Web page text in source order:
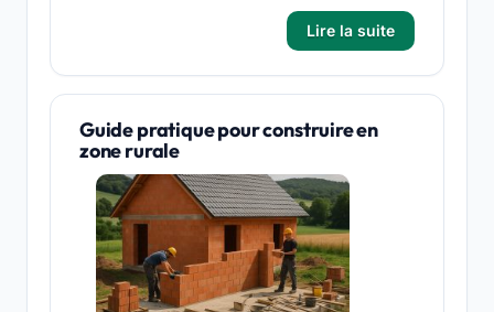
Lire la suite
Guide pratique pour construire en
zone rurale